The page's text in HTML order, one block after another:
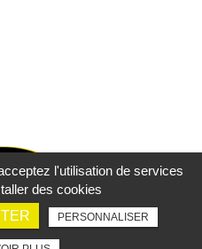
l'utilisation de services
des cookies
PERSONNALISER